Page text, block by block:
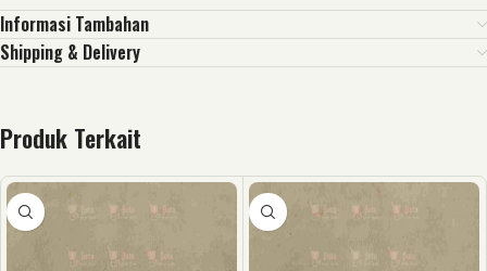
Informasi Tambahan
Shipping & Delivery
Produk Terkait